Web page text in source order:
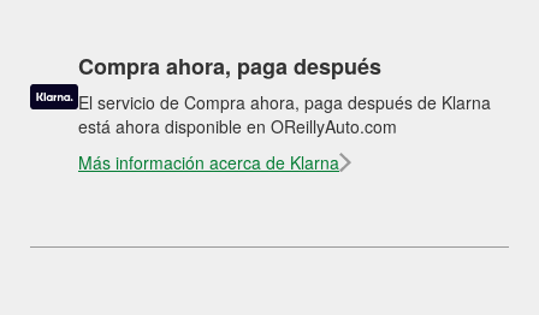
Compra ahora, paga después
El servicio de Compra ahora, paga después de Klarna
está ahora disponible en OReillyAuto.com
Más información acerca de Klarna